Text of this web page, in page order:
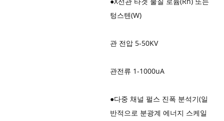
텅스텐(W)
관 전압 5-50KV
관전류 1-1000uA
●다중 채널 펄스 진폭 분석기(일
반적으로 분광계 에너지 스케일